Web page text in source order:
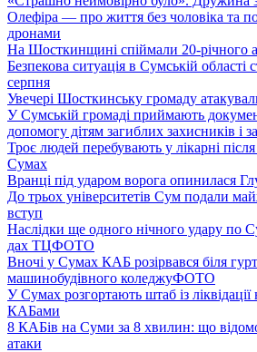
Олефіра — про життя без чоловіка та
дронами
На Шосткинщині спіймали 20-річного
Безпекова ситуація в Сумській області
серпня
Увечері Шосткинську громаду
У Сумській громаді приймають
допомогу дітям загиблих захисників і
Троє людей перебувають у лікарні
Сумах
Вранці під ударом ворога опинилася
До трьох університетів Сум подали
вступ
Наслідки ще одного нічного удару по
дах ТЦФОТО
Вночі у Сумах КАБ розірвався біля
машинобудівного коледжуФОТО
У Сумах розгортають штаб із ліквідації
КАБами
8 КАБів на Суми за 8 хвилин: що
атаки